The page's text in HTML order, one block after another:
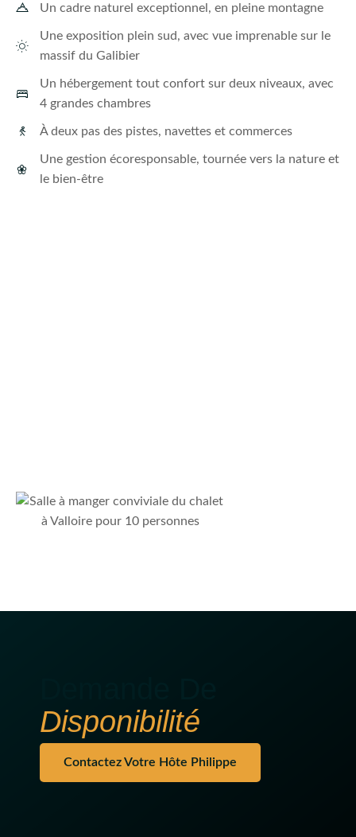
Un cadre naturel exceptionnel, en pleine montagne
Une exposition plein sud, avec vue imprenable sur le
massif du Galibier
Un hébergement tout confort sur deux niveaux, avec
4 grandes chambres
À deux pas des pistes, navettes et commerces
Une gestion écoresponsable, tournée vers la nature et
le bien-être
Disponibilité
Contactez Votre Hôte Philippe